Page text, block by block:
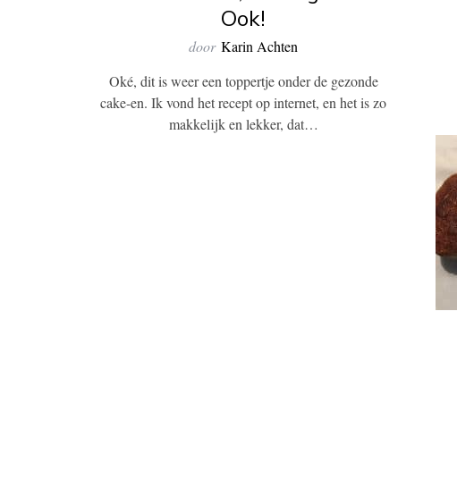
Ook!
door Karin Achten
Oké, dit is weer een toppertje onder de gezonde
cake-en. Ik vond het recept op internet, en het is zo
makkelijk en lekker, dat…